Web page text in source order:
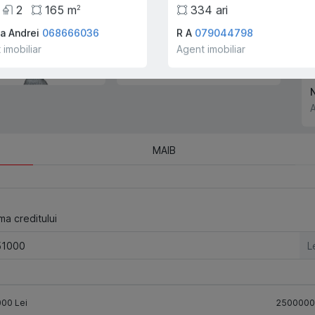
MAIB
creditului
Lei 2500000
2 165 m2
Andrei 068666036
imobiliar
334 ari
R A 079044798
Agent imobiliar